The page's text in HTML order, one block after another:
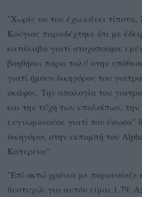
"Χωρίς να του έχω κάνει τίποτα,
Κούγιας παραδέχτηκε ότι με
κατάλαβα γιατί στοχοποίησε
βοηθήσει πάρα πολύ στην
γιατί ήμουν δικηγόρος του
σκάφος. Την απολογία του
και την τύχη των υπολοίπων,
ευγνωμονούσε γιατί τον έσωσα"
δικηγόρος στην εκπομπή του
Κατερίνα".
"Επί οκτώ χρόνια με παρουσίαζε
δυστυχώς για αυτόν είμαι 1.79.